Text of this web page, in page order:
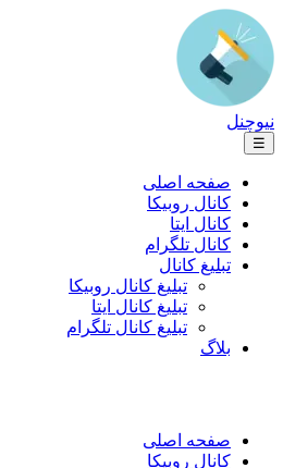
نیوچنل
☰
صفحه اصلی
کانال روبیکا
کانال ایتا
کانال تلگرام
تبلیغ کانال
تبلیغ کانال روبیکا
تبلیغ کانال ایتا
تبلیغ کانال تلگرام
بلاگ
صفحه اصلی
کانال روبیکا